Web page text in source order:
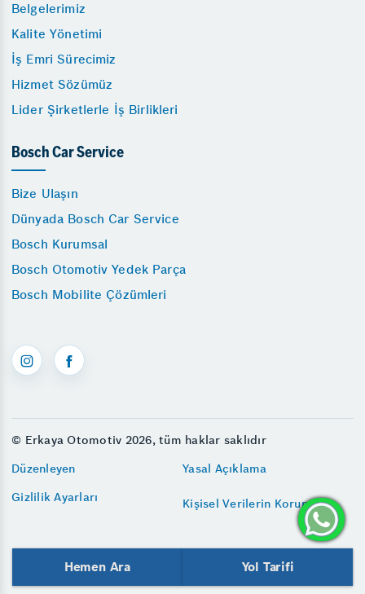
Belgelerimiz
Kalite Yönetimi
İş Emri Sürecimiz
Hizmet Sözümüz
Lider Şirketlerle İş Birlikleri
Bosch Car Service
Bize Ulaşın
Dünyada Bosch Car Service
Bosch Kurumsal
Bosch Otomotiv Yedek Parça
Bosch Mobilite Çözümleri
© Erkaya Otomotiv 2026, tüm haklar saklıdır
Düzenleyen
Yasal Açıklama
Gizlilik Ayarları
Kişisel Verilerin Korunması
Hemen Ara Yol Tarifi